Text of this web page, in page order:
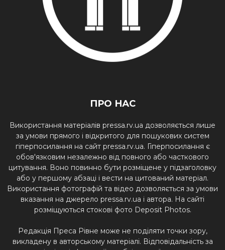
ПРО НАС
Використання матеріалів pressa.rv.ua дозволяється лише
за умови прямого і відкритого для пошукових систем
гіперпосилання на сайт pressa.rv.ua. Гіперпосилання є
обов'язковим незалежно від повного або часткового
цитування. Воно повинно бути розміщене у підзаголовку
або у першому абзаці і вести на цитований матеріал.
Використання фотографій та відео дозволяється за умови
вказання на джерело pressa.rv.ua і автора. На сайті
розміщуються стокові фото Deposit Photos.
Редакція Преса Рівне може не поділяти точки зору,
викладену в авторському матеріалі. Відповідальність за